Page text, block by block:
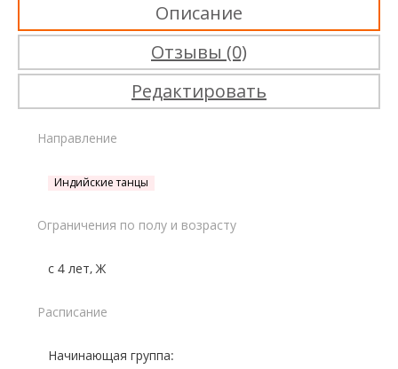
Описание
Отзывы (0)
Редактировать
Направление
Индийские танцы
Ограничения по полу и возрасту
с 4 лет, Ж
Расписание
Начинающая группа: